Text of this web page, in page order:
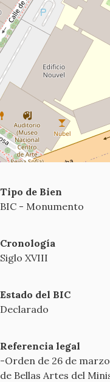
Tipo de Bien
BIC - Monumento
Cronología
Siglo XVIII
Estado del BIC
Declarado
Referencia legal
-Orden de 26 de
de Bellas Artes del